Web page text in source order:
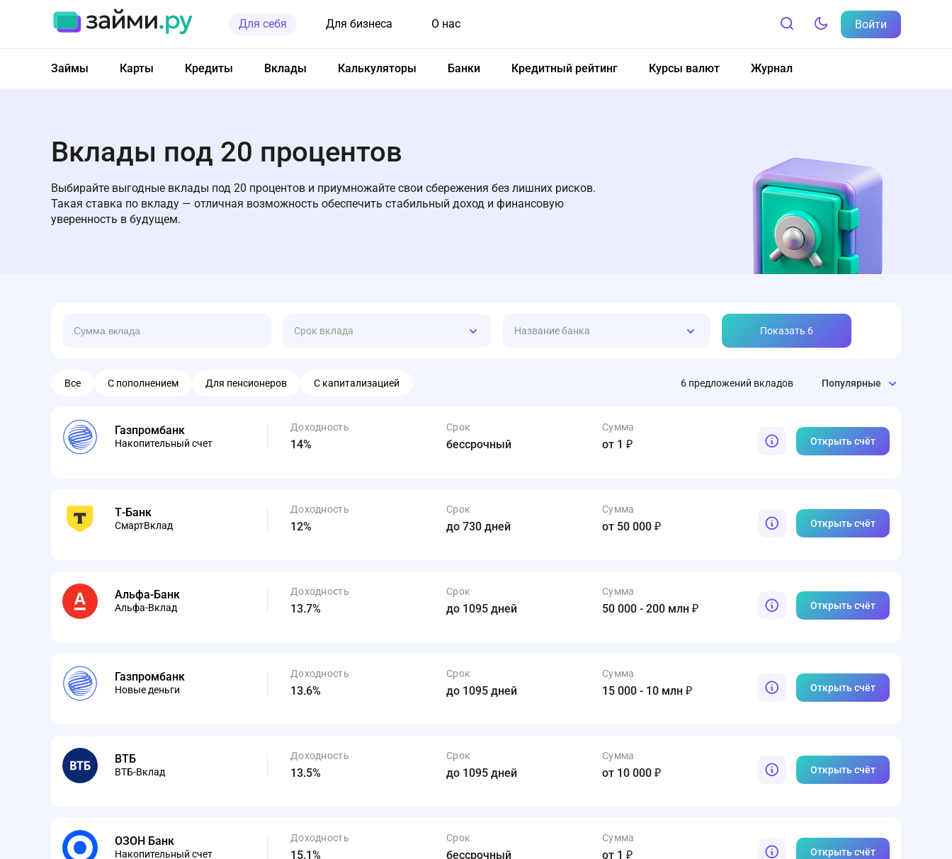
Для себя Для бизнеса О нас Войти
Займы Карты Кредиты Вклады Калькуляторы Банки Кредитный рейтинг Курсы валют Журнал
Вклады под 20 процентов
Выбирайте выгодные вклады под 20 процентов и приумножайте свои сбережения без лишних рисков.
Такая ставка по вкладу — отличная возможность обеспечить стабильный доход и финансовую
уверенность в будущем.
Срок вклада Название банка Показать 6
Все С пополнением Для пенсионеров С капитализацией 6 предложений вкладов Популярные
Газпромбанк
Накопительный счет
Доходность
14%
Срок
бессрочный
Сумма
от 1 ₽ Открыть счёт
Т-Банк
СмартВклад
Доходность
12%
Срок
до 730 дней
Сумма
от 50 000 ₽ Открыть счёт
Альфа-Банк
Альфа-Вклад
Доходность
13.7%
Срок
до 1095 дней
Сумма
50 000 - 200 млн ₽ Открыть счёт
Газпромбанк
Новые деньги
Доходность
13.6%
Срок
до 1095 дней
Сумма
15 000 - 10 млн ₽ Открыть счёт
ВТБ
ВТБ-Вклад
Доходность
13.5%
Срок
до 1095 дней
Сумма
от 10 000 ₽ Открыть счёт
ОЗОН Банк
Накопительный счет
Доходность
15.1%
Срок
бессрочный
Сумма
от 1 ₽ Открыть счёт